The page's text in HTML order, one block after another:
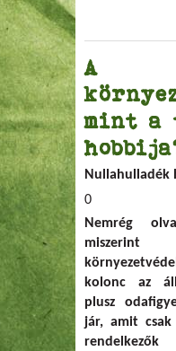
A
mint a
Nullahulladék
0
Nemrég
kolonc az
plusz
jár, amit csak